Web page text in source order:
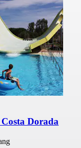
Dorada